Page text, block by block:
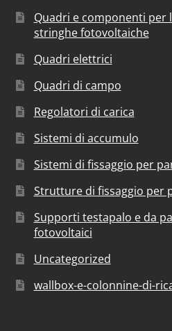
Quadri e componenti per
stringhe fotovoltaiche
Quadri elettrici
Quadri di campo
Regolatori di carica
Sistemi di accumulo
Sistemi di fissaggio per
Strutture di fissaggio per
Supporti testapalo e da
fotovoltaici
Uncategorized
wallbox-e-colonnine-di-